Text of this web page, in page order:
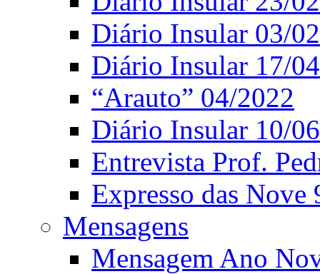
Diário Insular 03/
Diário Insular 17/
“Arauto” 04/2022
Diário Insular 10/
Entrevista Prof.
Expresso das Nove
Mensagens
Mensagem Ano